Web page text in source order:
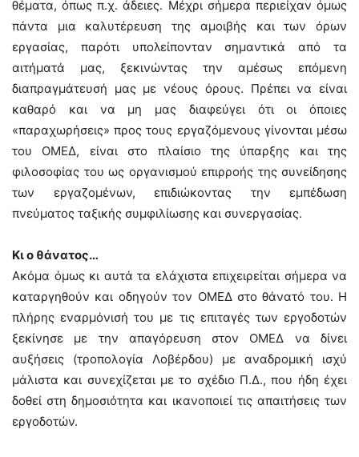
θέματα, όπως π.χ. άδειες. Μέχρι σήμερα περιείχαν όμως
πάντα μια καλυτέρευση της αμοιβής και των όρων
εργασίας, παρότι υπολείπονταν σημαντικά από τα
αιτήματά μας, ξεκινώντας την αμέσως επόμενη
διαπραγμάτευσή μας με νέους όρους. Πρέπει να είναι
καθαρό και να μη μας διαφεύγει ότι οι όποιες
«παραχωρήσεις» προς τους εργαζόμενους γίνονται μέσω
του ΟΜΕΔ, είναι στο πλαίσιο της ύπαρξης και της
φιλοσοφίας του ως οργανισμού επιρροής της συνείδησης
των εργαζομένων, επιδιώκοντας την εμπέδωση
πνεύματος ταξικής συμφιλίωσης και συνεργασίας.
Κι ο θάνατος…
Ακόμα όμως κι αυτά τα ελάχιστα επιχειρείται σήμερα να
καταργηθούν και οδηγούν τον ΟΜΕΔ στο θάνατό του. Η
πλήρης εναρμόνισή του με τις επιταγές των εργοδοτών
ξεκίνησε με την απαγόρευση στον ΟΜΕΔ να δίνει
αυξήσεις (τροπολογία Λοβέρδου) με αναδρομική ισχύ
μάλιστα και συνεχίζεται με το σχέδιο Π.Δ., που ήδη έχει
δοθεί στη δημοσιότητα και ικανοποιεί τις απαιτήσεις των
εργοδοτών.